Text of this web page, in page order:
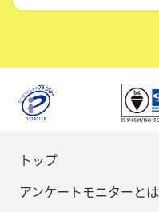
トップ
アンケートモニターとは